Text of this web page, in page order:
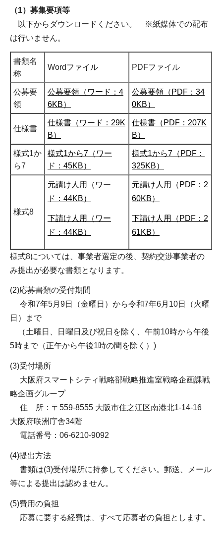
（1）募集要項等
以下からダウンロードください。 ※紙媒体での配布
は行いません。
書類名
称
Wordファイル PDFファイル
公募要
領
公募要領（ワード：4
6KB）
公募要領（PDF：34
0KB）
仕様書
仕様書（ワード：29K
B）
仕様書（PDF：207K
B）
様式1か
ら7
様式1から7（ワー
ド：45KB）
様式1から7（PDF：
325KB）
様式8
元請け人用（ワー
ド：44KB）
下請け人用（ワー
ド：44KB）
元請け人用（PDF：2
60KB）
下請け人用（PDF：2
61KB）
様式8については、事業者選定の後、契約交渉事業者の
み提出が必要な書類となります。
(2)応募書類の受付期間
令和7年5月9日（金曜日）から令和7年6月10日（火曜
日）まで
（土曜日、日曜日及び祝日を除く、午前10時から午後
5時まで（正午から午後1時の間を除く）)
(3)受付場所
大阪府スマートシティ戦略部戦略推進室戦略企画課戦
略企画グループ
住 所：〒559-8555 大阪市住之江区南港北1-14-16
大阪府咲洲庁舎34階
電話番号：06-6210-9092
(4)提出方法
書類は(3)受付場所に持参してください。郵送、メール
等による提出は認めません。
(5)費用の負担
応募に要する経費は、すべて応募者の負担とします。